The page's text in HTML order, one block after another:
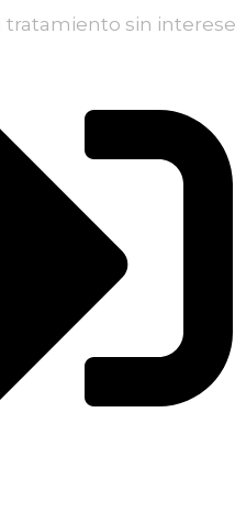
tratamiento sin